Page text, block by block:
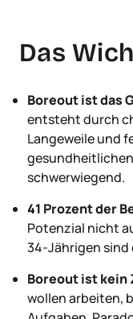
Das
Boreout ist das
entsteht durch
Langeweile und
schwerwiegend.
41 Prozent der
Potenzial nicht
34-Jährigen sind
Boreout ist kein
wollen arbeiten,